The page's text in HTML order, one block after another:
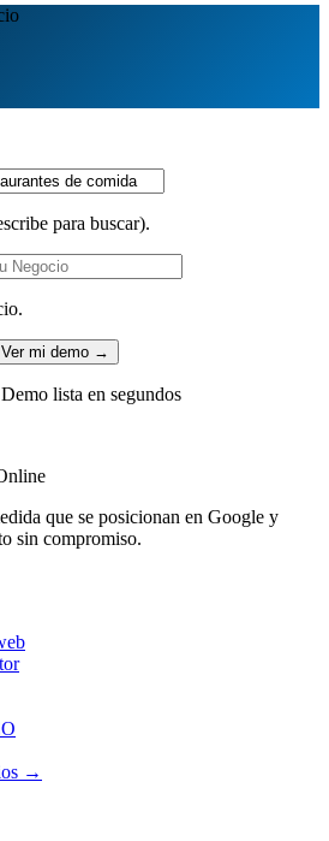
para buscar).
Ver mi demo →
lista en segundos
que se posicionan en Google y
sin compromiso.
→